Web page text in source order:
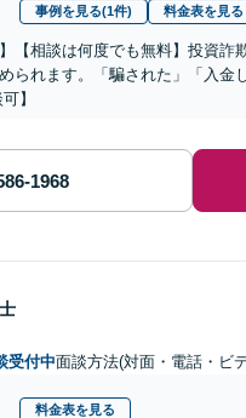
事例を見る(1件) 料金表を見る
】【相談は何度でも無料】投資
られます。「騙された」「入金
】
受付中面談方法(対面・電話・ビ
料金表を見る